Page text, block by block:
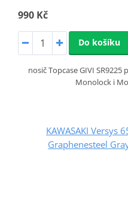
990 Kč
Do košíku
nosič Topcase GIVI SR9225
Monolock i
KAWASAKI Versys
Graphenesteel